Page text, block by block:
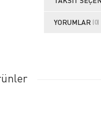
YORUMLAR (0)